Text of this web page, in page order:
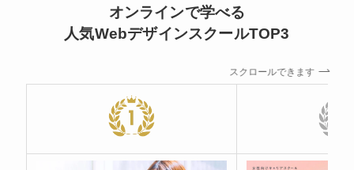
オンラインで学べる
人気WebデザインスクールTOP3
スクロールできます